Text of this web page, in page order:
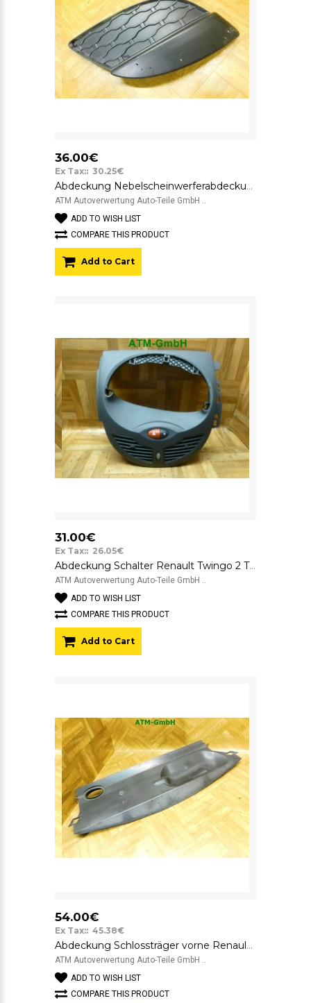
36.00€
Ex Tax:: 30.25€
Abdeckung Nebelscheinwerferabdeckung rechts Renault Twingo 2 II Beifahrerseite
ATM Autoverwertung Auto-Teile GmbH ..
ADD TO WISH LIST
COMPARE THIS PRODUCT
Add to Cart
31.00€
Ex Tax:: 26.05€
Abdeckung Schalter Renault Twingo 2 TRW Visteon 82005366 Delphi 8200214896A
ATM Autoverwertung Auto-Teile GmbH ..
ADD TO WISH LIST
COMPARE THIS PRODUCT
Add to Cart
54.00€
Ex Tax:: 45.38€
Abdeckung Schlossträger vorne Renault Megane 3 III 214760021R-D
ATM Autoverwertung Auto-Teile GmbH ..
ADD TO WISH LIST
COMPARE THIS PRODUCT